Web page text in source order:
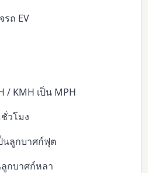
รถ EV
/ KMH เป็น MPH
วโมง
นลูกบาศก์ฟุต
กบาศก์หลา